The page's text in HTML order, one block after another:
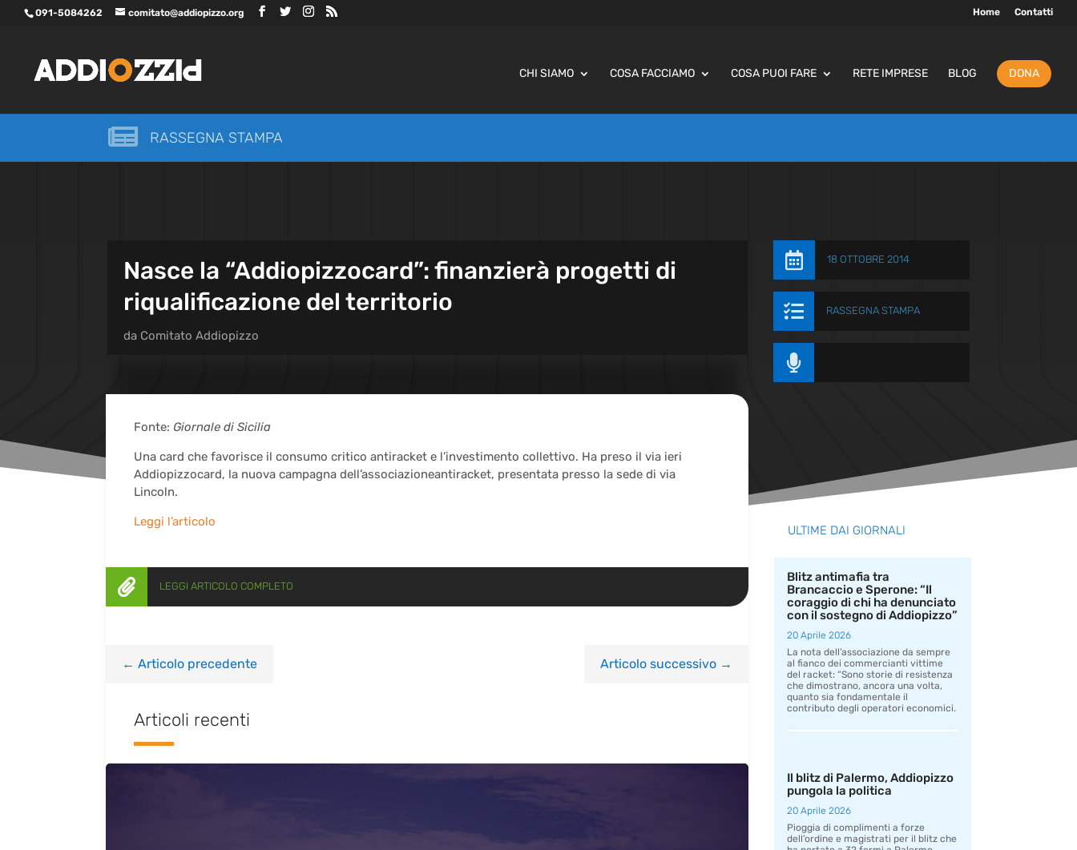
091-5084262 comitato@addiopizzo.org Home Contatti
CHI SIAMO COSA FACCIAMO COSA PUOI FARE RETE IMPRESE BLOG DONA
 RASSEGNA STAMPA
Nasce la “Addiopizzocard”: finanzierà progetti di
riqualificazione del territorio
da Comitato Addiopizzo
 18 OTTOBRE 2014
 RASSEGNA STAMPA

Fonte: Giornale di Sicilia
Una card che favorisce il consumo critico antiracket e l’investimento collettivo. Ha preso il via ieri
Addiopizzocard, la nuova campagna dell’associazioneantiracket, presentata presso la sede di via
Lincoln.
Leggi l’articolo
 LEGGI ARTICOLO COMPLETO
← Articolo precedente Articolo successivo→
Articoli recenti
ULTIME DAI GIORNALI
Blitz antimafia tra
Brancaccio e Sperone: “Il
coraggio di chi ha denunciato
con il sostegno di Addiopizzo”
20 Aprile 2026
La nota dell’associazione da sempre
al fianco dei commercianti vittime
del racket: “Sono storie di resistenza
che dimostrano, ancora una volta,
quanto sia fondamentale il
contributo degli operatori economici.
Il blitz di Palermo, Addiopizzo
pungola la politica
20 Aprile 2026
Pioggia di complimenti a forze
dell’ordine e magistrati per il blitz che